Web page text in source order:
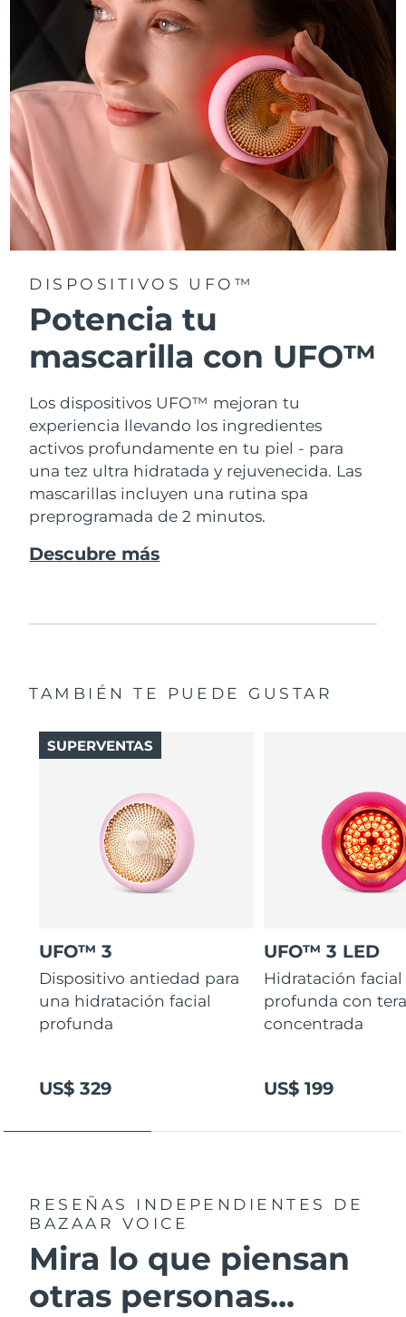
DISPOSITIVOS UFO™
Potencia tu
mascarilla con UFO™
Los dispositivos UFO™ mejoran tu
experiencia llevando los ingredientes
activos profundamente en tu piel - para
una tez ultra hidratada y rejuvenecida. Las
mascarillas incluyen una rutina spa
preprogramada de 2 minutos.
Descubre más
TAMBIÉN TE PUEDE GUSTAR
UFO™ 3
Dispositivo antiedad para
una hidratación facial
profunda
US$ 329
SUPERVENTAS
UFO™ 3 LED
Hidratación facial
profunda con
concentrada
US$ 199
RESEÑAS INDEPENDIENTES
DE
BAZAAR VOICE
Mira lo que piensan
otras personas...
Entrega prevista
Emiratos Árabes
Unidos
Entrega prevista8/11/26
Reino Unido Entrega prevista8/10/26
Estados Unidos Entrega prevista 8/11/26
Uzbekistán Entrega prevista8/15/26